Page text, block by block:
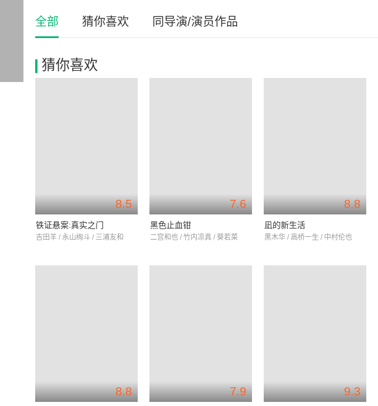
全部 猜你喜欢 同导演/演员作品
猜你喜欢
8.5
铁证悬案:真实之门
吉田羊 / 永山绚斗 / 三浦友和
7.6
黑色止血钳
二宫和也 / 竹内凉真 / 葵若菜
8.8
凪的新生活
黑木华 / 高桥一生 / 中村伦也
8.8 7.9 9.3